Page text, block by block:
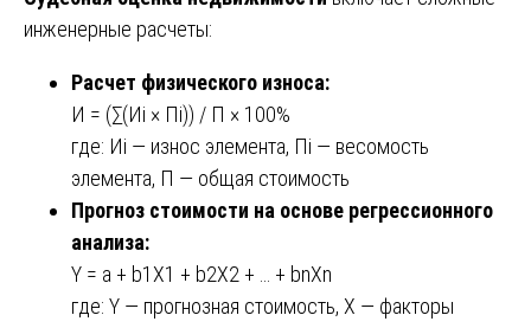
инженерные расчеты:
Расчет физического износа:
И = (∑(Иi × Пi)) / П × 100%
где: Иi — износ элемента, Пi — весомость
элемента, П — общая стоимость
Прогноз стоимости на основе регрессионного
анализа:
Y = a + b1X1 + b2X2 + … + bnXn
где: Y — прогнозная стоимость, X — факторы